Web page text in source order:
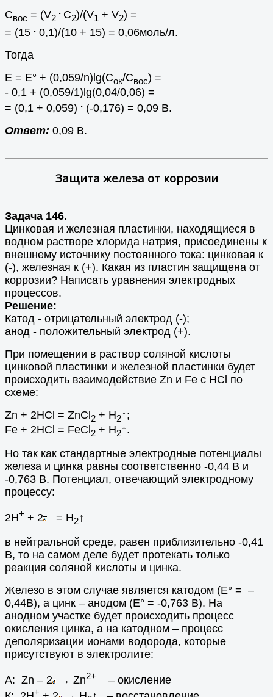
Свос = (V2
. C2)/(V1 + V2) =
= (15 . 0,1)/(10 + 15) = 0,06моль/л.
Тогда
Е = E° + (0,059/n)lg(Coк/Cвос) =
- 0,1 + (0,059/1)lg(0,04/0,06) =
= (0,1 + 0,059) . (-0,176) = 0,09 В.
Ответ: 0,09 В.
Защита железа от коррозии
Задача 146.
Цинковая и железная пластинки, находящиеся в
водном растворе хлорида натрия, присоединены к
внешнему источнику постоянного тока: цинковая к
(-), железная к (+). Какая из пластин защищена от
коррозии? Написать уравнения электродных
процессов.
Решение:
Катод - отрицательный электрод (-);
анод - положительный электрод (+).
При помещении в раствор соляной кислоты
цинковой пластинки и железной пластинки будет
происходить взаимодействие Zn и Fe с HCl по
схеме:
Zn + 2HCl = ZnCl 2 + H2↑;
Fe + 2HCl = FeCl2 + H2↑.
Но так как стандартные электродные потенциалы
железа и цинка равны соответственно -0,44 В и
-0,763 В. Потенциал, отвечающий электродному
процессу:
2Н+ + 2 = Н2↑
в нейтральной среде, равен приблизительно -0,41
В, то на самом деле будет протекать только
реакция соляной кислоты и цинка.
Железо в этом случае является катодом (E° = –
0,44В), а цинк – анодом (E° = -0,763 В). На
анодном участке будет происходить процесс
окисления цинка, а на катодном – процесс
деполяризации ионами водорода, которые
присутствуют в электролите:
А: Zn – 2 → Zn2+ – окисление
+